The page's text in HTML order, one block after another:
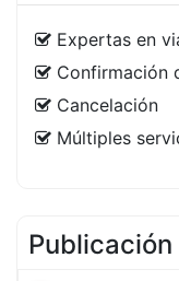
Expertas en
Confirmación
Cancelación
Múltiples